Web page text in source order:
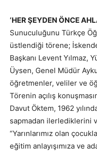
‘HER ŞEYDEN ÖNCE
Sunuculuğunu Türkçe
üstlendiği törene;
Başkanı Levent Yılmaz,
Üysen, Genel Müdür
öğretmenler, veliler ve
Törenin açılış
Davut Öktem, 1962
sapmadan ilerlediklerini
“Yarınlarımız olan
eğitim anlayışımıza ve